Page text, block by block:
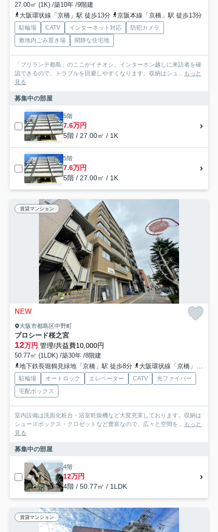
27.00㎡ (1K) /築10年 /9階建
大阪環状線「京橋」駅 徒歩13分
京阪本線「京橋」駅 徒歩13分
駐輪場 CATV インターネット対応
防犯カメラ
敷地内ごみ置き場
閑静な住宅地
「ブリランテ都島」のここがイチオシ。インターホン越しに来訪者を確
認できるので、トラブルを回避しやすくなります。収納はシュ... もっと
見る
募集中の部屋
5階
7.6万円
5階 / 27.00㎡ / 1K
5階
7.6万円
5階 / 27.00㎡ / 1K
賃貸マンション
NEW
大阪市都島区中野町
プロシード桜之宮
12万円 管理/共益費10,000円
50.77㎡ (1LDK) /築30年 /8階建
地下鉄長堀鶴見緑地「京橋」駅 徒歩8分
大阪環状線「京橋」駅 徒歩10分
駐輪場 オートロック エレベーター CATV
光ファイバー
宅配ボックス
室内設備は洗面化粧台・浴室乾燥機など大変充実しております。収納は
シューズボックス・クロゼットなど豊富なので、広々と空間を... もっと
見る
募集中の部屋
4階
12万円
4階 / 50.77㎡ / 1LDK
賃貸マンション